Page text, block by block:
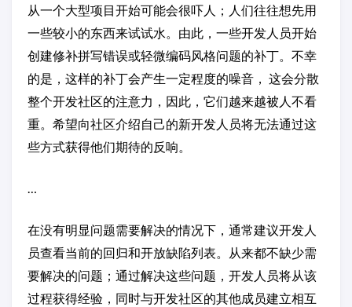
从一个大型项目开始可能会很吓人；人们往往想先用
一些较小的东西来试试水。由此，一些开发人员开始
创建修补拼写错误或轻微编码风格问题的补丁。不幸
的是，这样的补丁会产生一定程度的噪音， 这会分散
整个开发社区的注意力，因此，它们越来越被人不看
重。希望向社区介绍自己的新开发人员将无法通过这
些方式获得他们期待的反响。
…
在没有明显问题需要解决的情况下，通常建议开发人
员查看当前的回归和开放缺陷列表。从来都不缺少需
要解决的问题；通过解决这些问题，开发人员将从该
过程获得经验，同时与开发社区的其他成员建立相互